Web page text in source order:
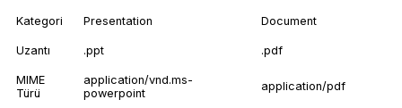
Kategori Presentation Document
Uzantı .ppt .pdf
MIME
Türü
application/vnd.ms-
powerpoint
application/pdf